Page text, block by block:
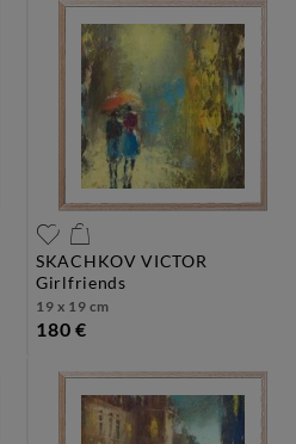
SKACHKOV VICTOR
girlfriends
19 x 19 cm
180 €